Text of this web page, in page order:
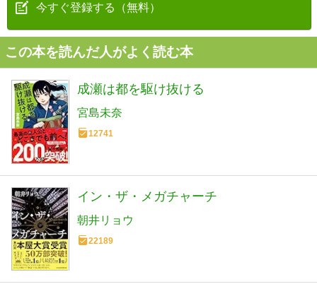
今すぐ登録する（無料）
この本を読んだ人がよく読む本
成瀬は都を駆け抜ける
宮島未奈
12741
イン・ザ・メガチャーチ
朝井リョウ
22189